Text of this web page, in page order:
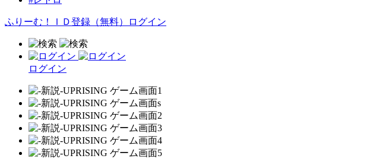
ふりーむ！ＩＤ登録（無料） ログイン
ログイン